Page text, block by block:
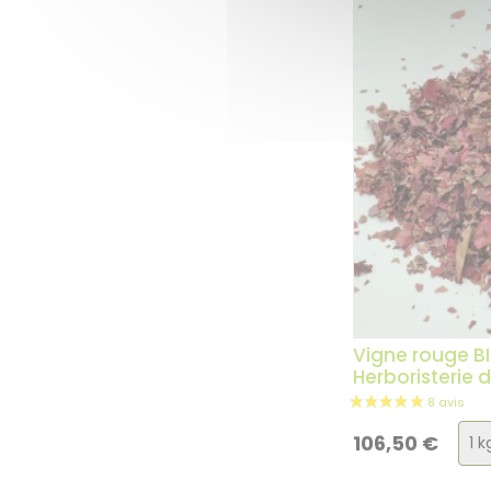
Vigne rouge
Herboristerie
106,50 €
de